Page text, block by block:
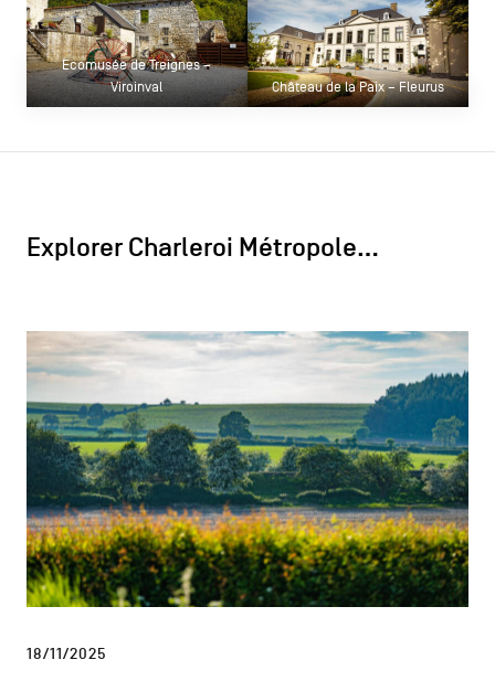
Ecomusée de Treignes –
Viroinval
Château de la Paix – Fleurus
Explorer Charleroi Métropole…
18/11/2025